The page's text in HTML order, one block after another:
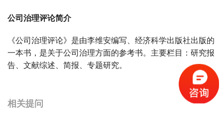
公司治理评论简介
《公司治理评论》是由李维安编写、经济科学出版社出版的
一本书，是关于公司治理方面的参考书。主要栏目：研究报
告、文献综述、简报、专题研究。
相关提问